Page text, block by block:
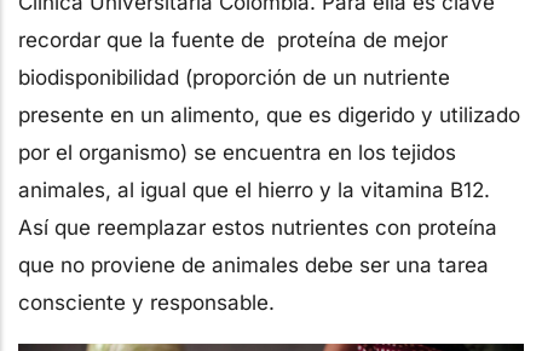
recordar que la fuente de proteína de mejor
biodisponibilidad (proporción de un nutriente
presente en un alimento, que es digerido y utilizado
por el organismo) se encuentra en los tejidos
animales, al igual que el hierro y la vitamina B12.
Así que reemplazar estos nutrientes con proteína
que no proviene de animales debe ser una tarea
consciente y responsable.